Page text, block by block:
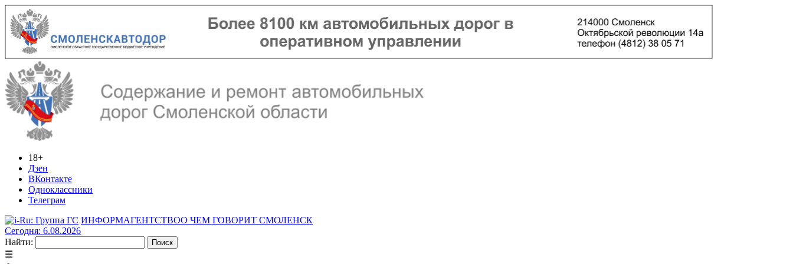
18+
Дзен
ВКонтакте
Одноклассники
Телеграм
ИНФОРМАГЕНТСТВОО ЧЕМ ГОВОРИТ СМОЛЕНСК
Сегодня: 6.08.2026
Найти:
☰